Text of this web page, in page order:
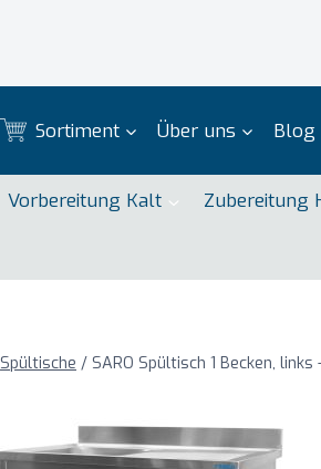
Sortiment Über uns Blog
Vorbereitung Kalt Zubereitung
Spültische / SARO Spültisch 1 Becken,